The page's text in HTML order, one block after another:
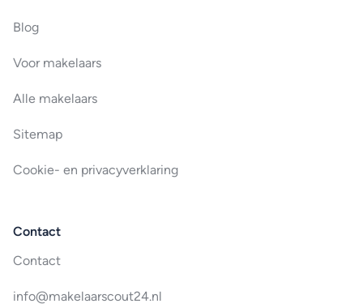
Blog
Voor makelaars
Alle makelaars
Sitemap
Cookie- en privacyverklaring
Contact
Contact
info@makelaarscout24.nl